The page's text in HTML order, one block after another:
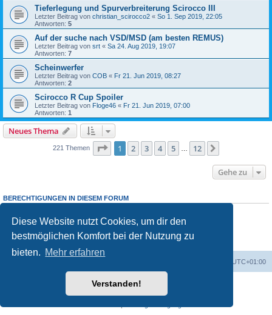
Diese Website nutzt Cookies, um dir den
bestmöglichen Komfort bei der Nutzung zu
bieten. Mehr erfahren
Verstanden!
Tieferlegung und Spurverbreiterung Scirocco III
Letzter Beitrag von christian_scirocco2 « So 1. Sep 2019, 22:05
Antworten: 5
Auf der suche nach VSD/MSD (am besten REMUS)
Letzter Beitrag von srt « Sa 24. Aug 2019, 19:07
Antworten: 7
Scheinwerfer
Letzter Beitrag von COB « Fr 21. Jun 2019, 08:27
Antworten: 2
Scirocco R Cup Spoiler
Letzter Beitrag von Floge46 « Fr 21. Jun 2019, 07:00
Antworten: 1
Neues Thema
221 Themen Seite 1von 12
1 2 3 4 5 12
Gehe zu
BERECHTIGUNGEN IN DIESEM FORUM
Du darfst keineAntworten zu Themen in diesem Forum erstellen.
Du darfst deine Beiträge in diesem Forumnichtändern.
Du darfst deine Beiträge in diesem Forum nicht löschen.
keine
UTC+01:00
Powered byphpBB® Forum Software © phpBB Limited
phpBB.de